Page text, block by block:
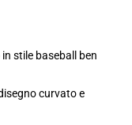
stile baseball ben
curvato e